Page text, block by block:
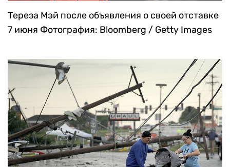
Тереза Мэй после объявления о своей отставке
7 июня Фотография: Bloomberg / Getty Images